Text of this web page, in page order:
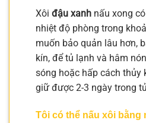
Xôi đậu xanh nấu xong
nhiệt độ phòng trong
muốn bảo quản lâu hơn,
kín, để tủ lạnh và hâm
sóng hoặc hấp cách thủy
giữ được 2-3 ngày trong
Tôi có thể nấu xôi bằng